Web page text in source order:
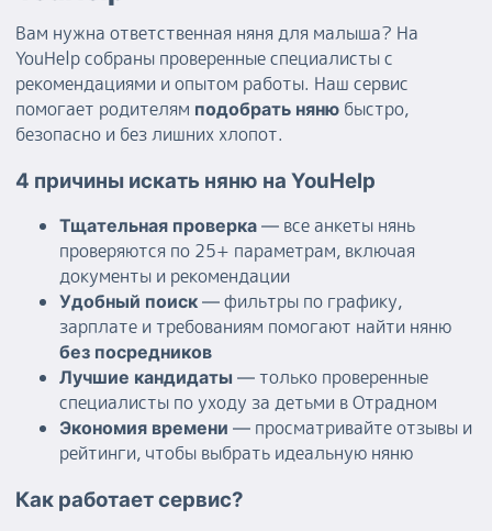
Вам нужна ответственная няня для малыша? На
YouHelp собраны проверенные специалисты с
рекомендациями и опытом работы. Наш сервис
помогает родителям подобрать няню быстро,
безопасно и без лишних хлопот.
4 причины искать няню на YouHelp
Тщательная проверка — все анкеты нянь
проверяются по 25+ параметрам, включая
документы и рекомендации
Удобный поиск — фильтры по графику,
зарплате и требованиям помогают найти няню
без посредников
Лучшие кандидаты — только проверенные
специалисты по уходу за детьми в Отрадном
Экономия времени — просматривайте отзывы и
рейтинги, чтобы выбрать идеальную няню
Как работает сервис?